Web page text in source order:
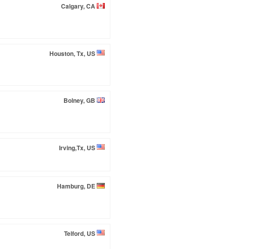
Calgary, CA
Houston, Tx, US
Bolney, GB
Irving,Tx, US
Hamburg, DE
Telford, US